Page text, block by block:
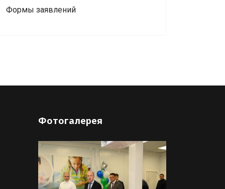
Формы заявлений
Фотогалерея